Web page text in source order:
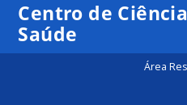
Centro de
Saúde
Área